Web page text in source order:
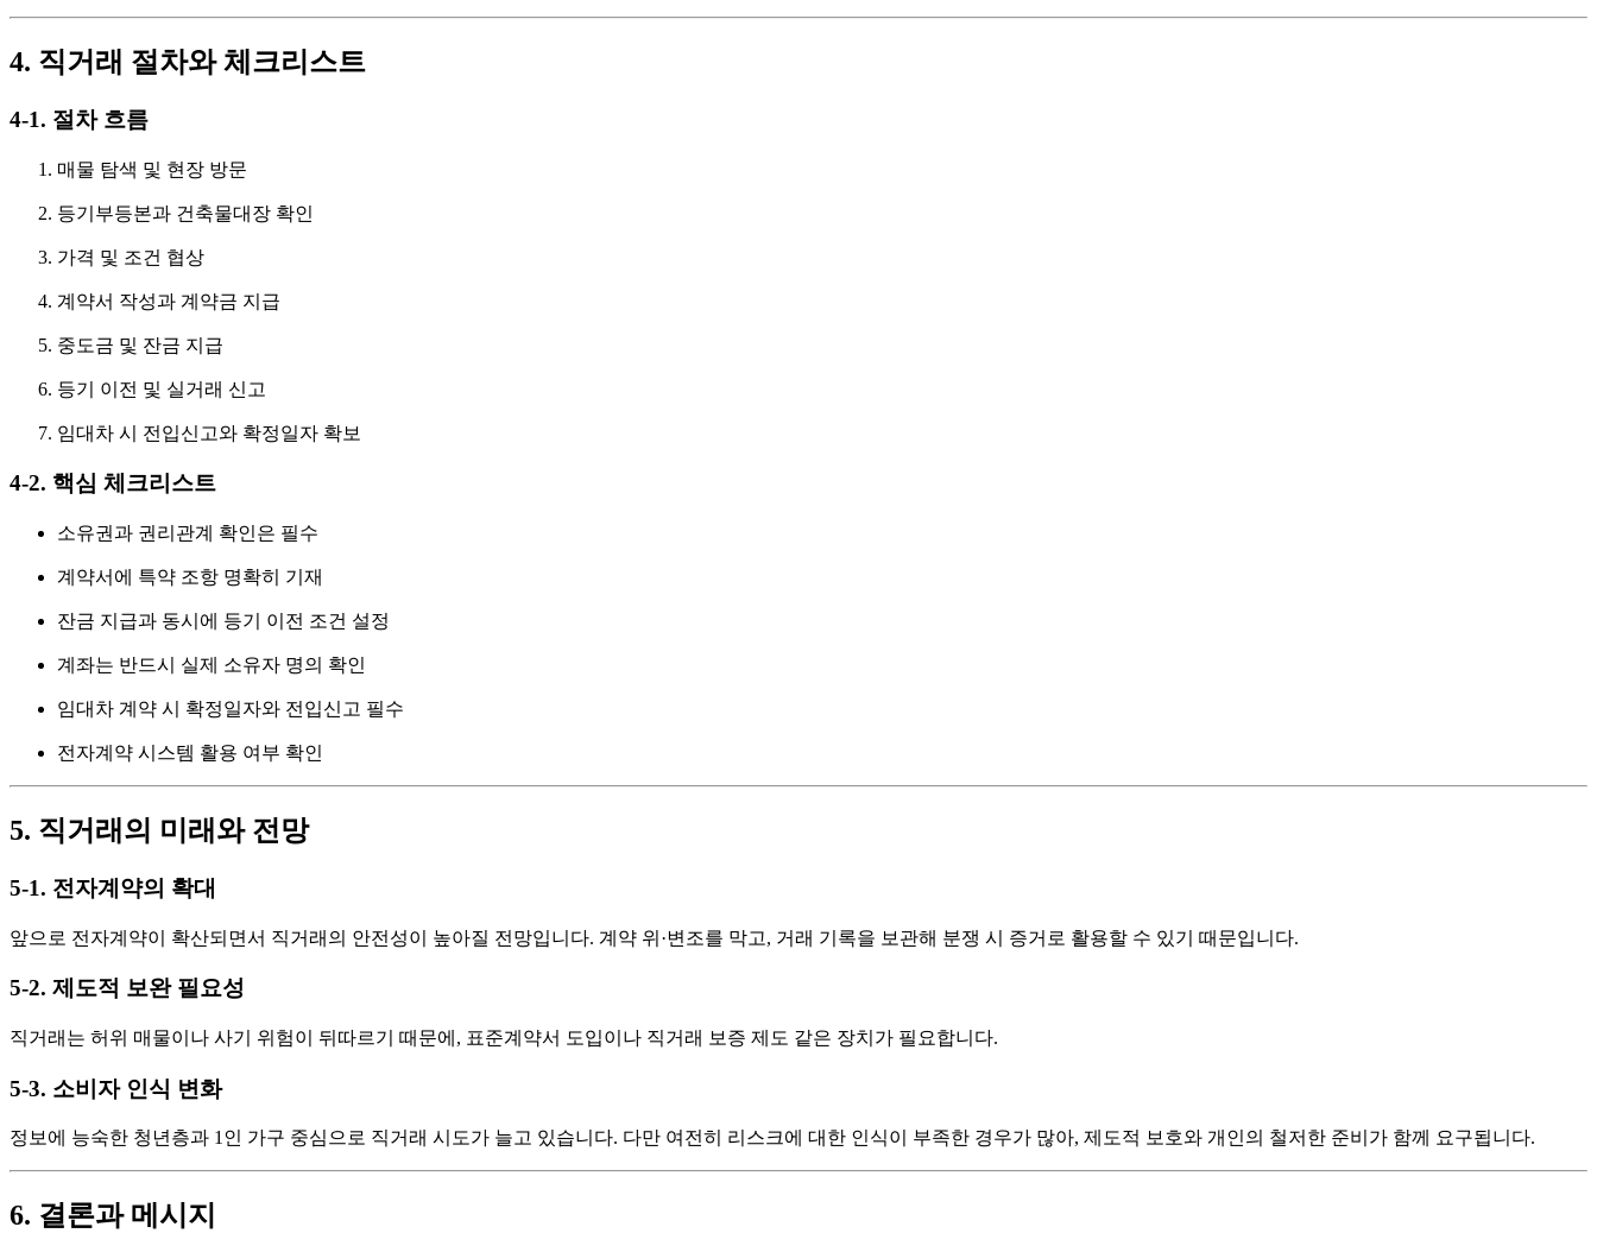
4. 직거래 절차와 체크리스트
4-1. 절차 흐름
매물 탐색 및 현장 방문
등기부등본과 건축물대장 확인
가격 및 조건 협상
계약서 작성과 계약금 지급
중도금 및 잔금 지급
등기 이전 및 실거래 신고
임대차 시 전입신고와 확정일자 확보
4-2. 핵심 체크리스트
소유권과 권리관계 확인은 필수
계약서에 특약 조항 명확히 기재
잔금 지급과 동시에 등기 이전 조건 설정
계좌는 반드시 실제 소유자 명의 확인
임대차 계약 시 확정일자와 전입신고 필수
전자계약 시스템 활용 여부 확인
5. 직거래의 미래와 전망
5-1. 전자계약의 확대
앞으로 전자계약이 확산되면서 직거래의 안전성이 높아질 전망입니다. 계약 위·변조를 막고, 거래 기록을 보관해 분쟁 시 증거로 활용할 수 있기 때문입니다.
5-2. 제도적 보완 필요성
직거래는 허위 매물이나 사기 위험이 뒤따르기 때문에, 표준계약서 도입이나 직거래 보증 제도 같은 장치가 필요합니다.
5-3. 소비자 인식 변화
정보에 능숙한 청년층과 1인 가구 중심으로 직거래 시도가 늘고 있습니다. 다만 여전히 리스크에 대한 인식이 부족한 경우가 많아, 제도적 보호와 개인의 철저한 준비가 함께 요구됩니다.
6. 결론과 메시지